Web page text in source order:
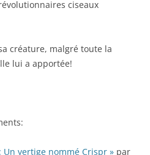
ciseaux
créature, malgré toute la
lui a apportée!
vertige nommé Crispr » par